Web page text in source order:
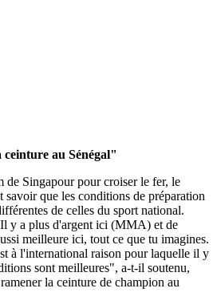
au Sénégal"
de Singapour pour croiser le fer, le
savoir que les conditions de préparation
de celles du sport national.
y a plus d'argent ici (MMA) et de
meilleure ici, tout ce que tu imagines.
à l'international raison pour laquelle il y
sont meilleures", a-t-il soutenu,
la ceinture de champion au